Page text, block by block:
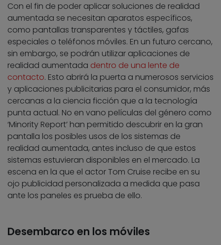
Con el fin de poder aplicar soluciones de realidad
aumentada se necesitan aparatos específicos,
como pantallas transparentes y táctiles, gafas
especiales o teléfonos móviles. En un futuro cercano,
sin embargo, se podrán utilizar aplicaciones de
realidad aumentada dentro de una lente de
contacto. Esto abrirá la puerta a numerosos servicios
y aplicaciones publicitarias para el consumidor, más
cercanas a la ciencia ficción que a la tecnología
punta actual. No en vano películas del género como
‘Minority Report’ han permitido descubrir en la gran
pantalla los posibles usos de los sistemas de
realidad aumentada, antes incluso de que estos
sistemas estuvieran disponibles en el mercado. La
escena en la que el actor Tom Cruise recibe en su
ojo publicidad personalizada a medida que pasa
ante los paneles es prueba de ello.
Desembarco en los móviles